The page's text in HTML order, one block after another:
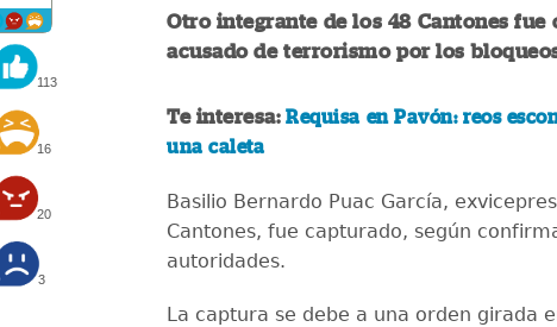
113
16
20
3
Otro integrante de los 48 Cantones fue
acusado de terrorismo por los
Te interesa:Requisa en Pavón: reos
una caleta
Basilio Bernardo Puac García,
Cantones, fue capturado, según
autoridades.
La captura se debe a una orden girada